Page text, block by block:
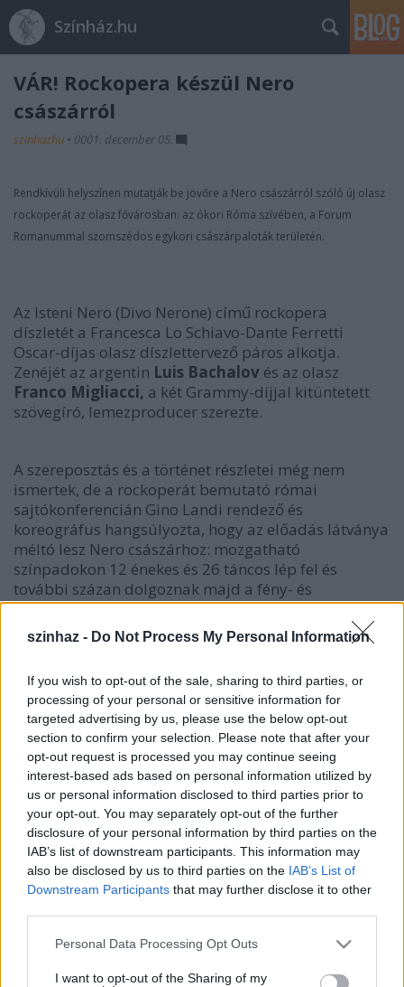
szinhaz - Do Not Process My Personal Information
If you wish to opt-out of the sale, sharing to third parties, or
processing of your personal or sensitive information for
targeted advertising by us, please use the below opt-out
section to confirm your selection. Please note that after your
opt-out request is processed you may continue seeing
interest-based ads based on personal information utilized by
us or personal information disclosed to third parties prior to
your opt-out. You may separately opt-out of the further
disclosure of your personal information by third parties on the
IAB’s list of downstream participants. This information may
also be disclosed by us to third parties on the IAB’s List of
Downstream Participants that may further disclose it to other
Please note that this website/app uses one or more Google
not limited to your visit or usage behaviour. You may click to
Personal Data Processing Opt Outs
I want to opt-out of the Sharing of my
Színház.hu
VÁR! Rockopera készül Nero
császárról
szinhazhu • 0001. december 05.
Rendkívüli helyszínen mutatják be jövőre a Nero császárról szóló új olasz
rockoperát az olasz fővárosban: az ókori Róma szívében, a Forum
Romanummal szomszédos egykori császárpaloták területén.
Az Isteni Nero (Divo Nerone) című rockopera
díszletét a Francesca Lo Schiavo-Dante Ferretti
Oscar-díjas olasz díszlettervező páros alkotja.
Zenéjét az argentin Luis Bachalov és az olasz
Franco Migliacci, a két Grammy-díjjal kitüntetett
szövegíró, lemezproducer szerezte.
A szereposztás és a történet részletei még nem
ismertek, de a rockoperát bemutató római
sajtókonferencián Gino Landi rendező és
koreográfus hangsúlyozta, hogy az előadás látványa
méltó lesz Nero császárhoz: mozgatható
színpadokon 12 énekes és 26 táncos lép fel és
további százan dolgoznak majd a fény- és
hangeffektusokban gazdag operán.
császár élete a Vigna Barberini kertben, a Forum
Romanummal szomszédos Palatinus dombnak a
Colosseumra néző mezején kel életre.
A rockopera első előadása június elsején lesz, de az
előadásonként háromezer jegy már interneten
foglalható. A tervek szerint egész jövő nyáron
minden este, felváltva olasz és angol nyelven lesz
előadás.
A nézőtér szektorai az ókori római beosztást követik,
vagyis a szenátoroknak fenntartott helyek egyenként
euróba, a katonák szektorában lévők 80 euróba, a